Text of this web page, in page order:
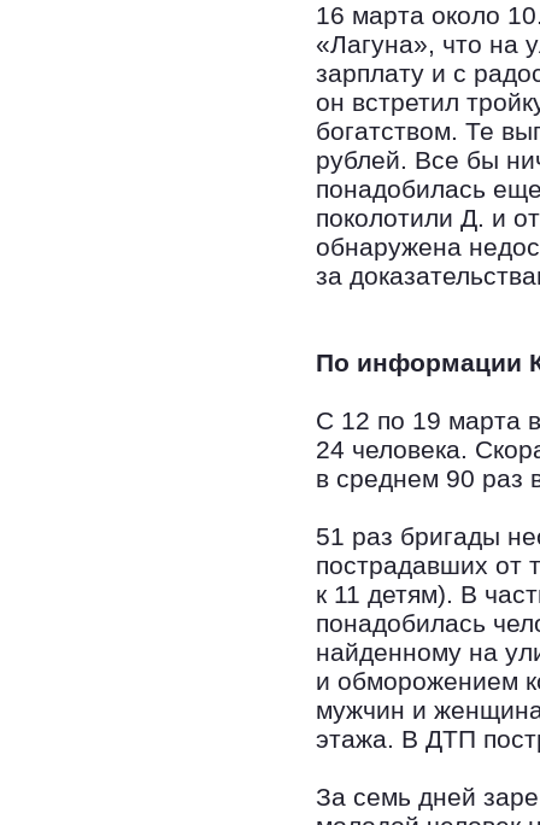
16 марта около
«Лагуна», что на
зарплату и с
он встретил
богатством. Те
рублей. Все бы
понадобилась
поколотили Д. и
обнаружена
за
По информации
С 12 по 19 марта
24 человека.
в среднем 90 раз
51 раз бригады
пострадавших от
к 11 детям). В
понадобилась
найденному на
и обморожением
мужчин и
этажа. В ДТП
За семь дней